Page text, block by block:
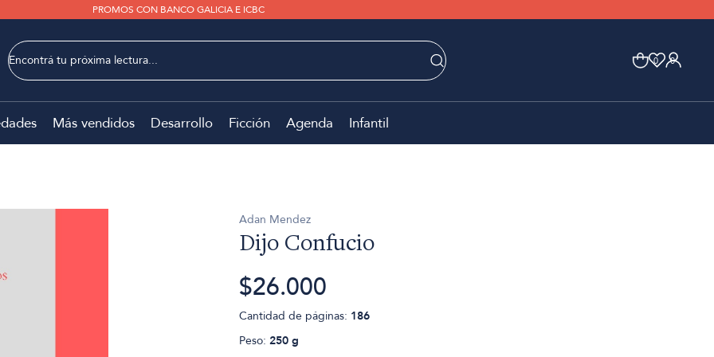
PROMOS CON BANCO GALICIA E ICBC
0 0
Más vendidos Desarrollo Ficción Agenda Infantil
Adan Mendez
Dijo Confucio
$26.000
Cantidad de páginas: 186
Peso: 250 g